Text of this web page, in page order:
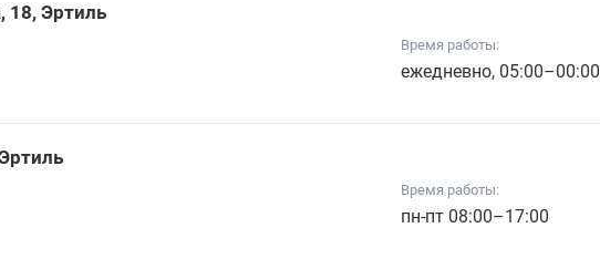
18, Эртиль
Время работы:
ежедневно, 05:00–00:00
Время работы:
пн-пт 08:00–17:00